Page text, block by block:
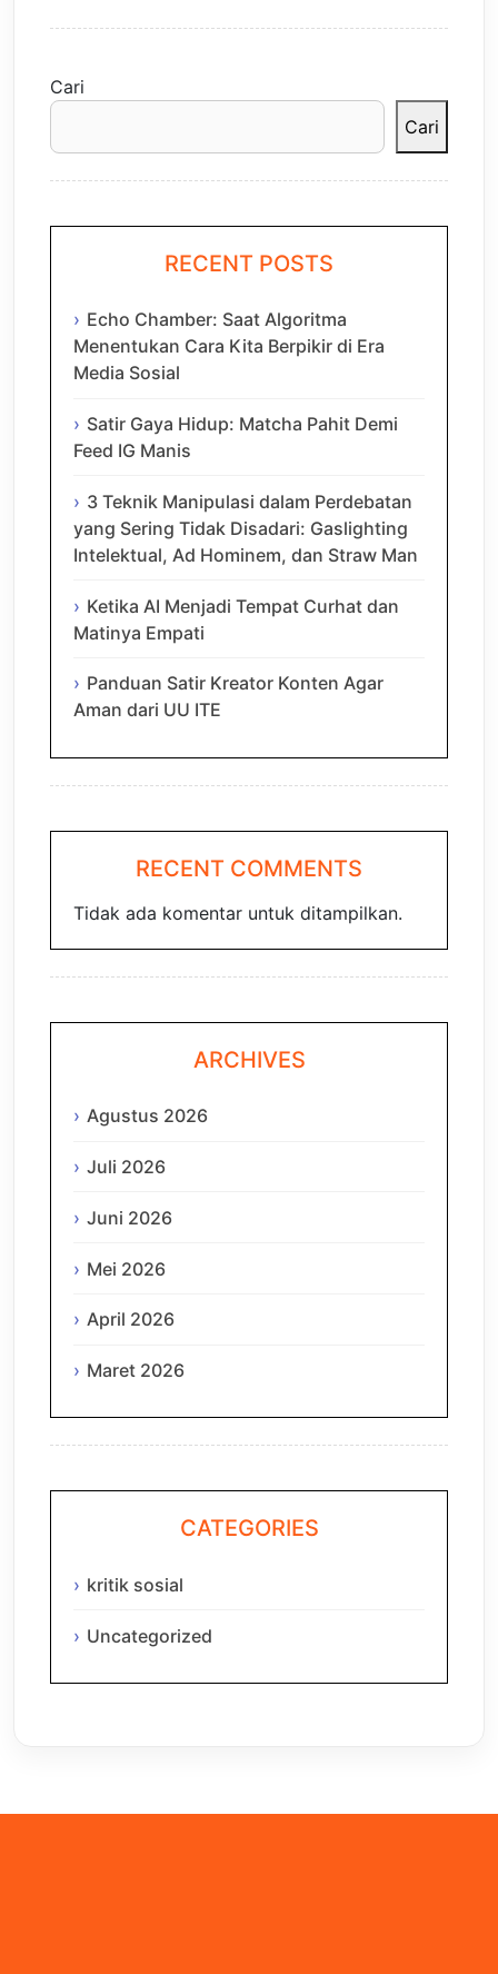
Cari
Cari
RECENT POSTS
Echo Chamber: Saat Algoritma
Menentukan Cara Kita Berpikir di Era
Media Sosial
Satir Gaya Hidup: Matcha Pahit Demi
Feed IG Manis
3 Teknik Manipulasi dalam Perdebatan
yang Sering Tidak Disadari: Gaslighting
Intelektual, Ad Hominem, dan Straw Man
Ketika AI Menjadi Tempat Curhat dan
Matinya Empati
Panduan Satir Kreator Konten Agar
Aman dari UU ITE
RECENT COMMENTS
Tidak ada komentar untuk ditampilkan.
ARCHIVES
Agustus 2026
Juli 2026
Juni 2026
Mei 2026
April 2026
Maret 2026
CATEGORIES
kritik sosial
Uncategorized